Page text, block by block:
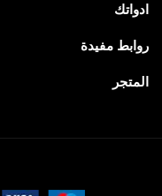
ادواتك
روابط مفيدة
المتجر